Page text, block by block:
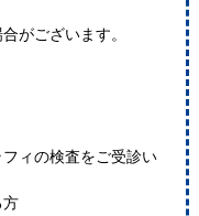
がございます。
ィの検査をご受診い
方